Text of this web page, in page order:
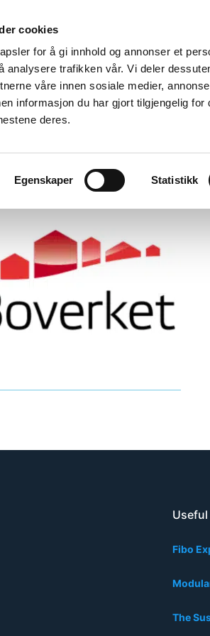
cookies
for å gi innhold og annonser et
analysere trafikken vår. Vi deler
våre innen sosiale medier,
informasjon du har gjort tilgjengelig
deres.
Egenskaper Statistikk
Made for modular
Modular Specialists
Fibo
The